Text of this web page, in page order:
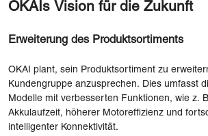
OKAIs Vision für die Zukunft
Erweiterung des Produktsortiments
OKAI plant, sein Produktsortiment zu
Kundengruppe anzusprechen. Dies umfasst
Modelle mit verbesserten Funktionen, wie z.
Akkulaufzeit, höherer Motoreffizienz und
intelligenter Konnektivität.